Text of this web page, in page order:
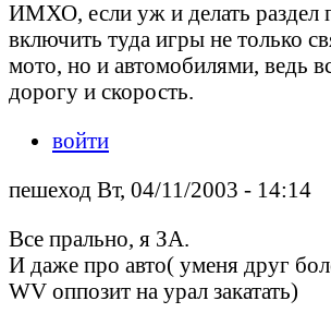
ИМХО, если уж и делать раздел
включить туда игры не только
мото, но и автомобилями, ведь
дорогу и скорость.
войти
пешеход Вт, 04/11/2003 - 14:14
Все прально, я ЗА.
И даже про авто( уменя друг
WV оппозит на урал закатать)